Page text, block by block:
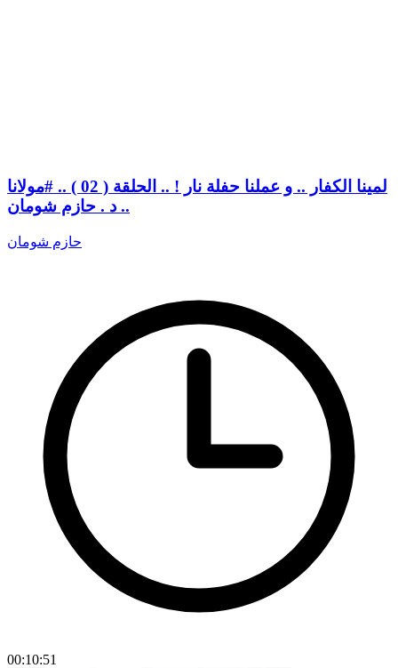
لمينا الكفار .. و عملنا حفلة نار ! .. الحلقة ( 02 ) .. #مولانا
.. د . حازم شومان
حازم شومان
00:10:51